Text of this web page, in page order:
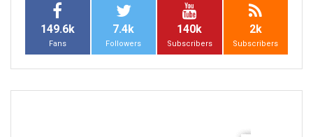
149.6k
Fans
7.4k
Followers
140k
Subscribers
2k
Subscribers